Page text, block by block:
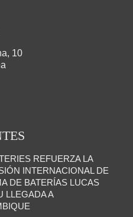
10
REFUERZA LA
INTERNACIONAL DE
DE BATERÍAS LUCAS
LLEGADA A